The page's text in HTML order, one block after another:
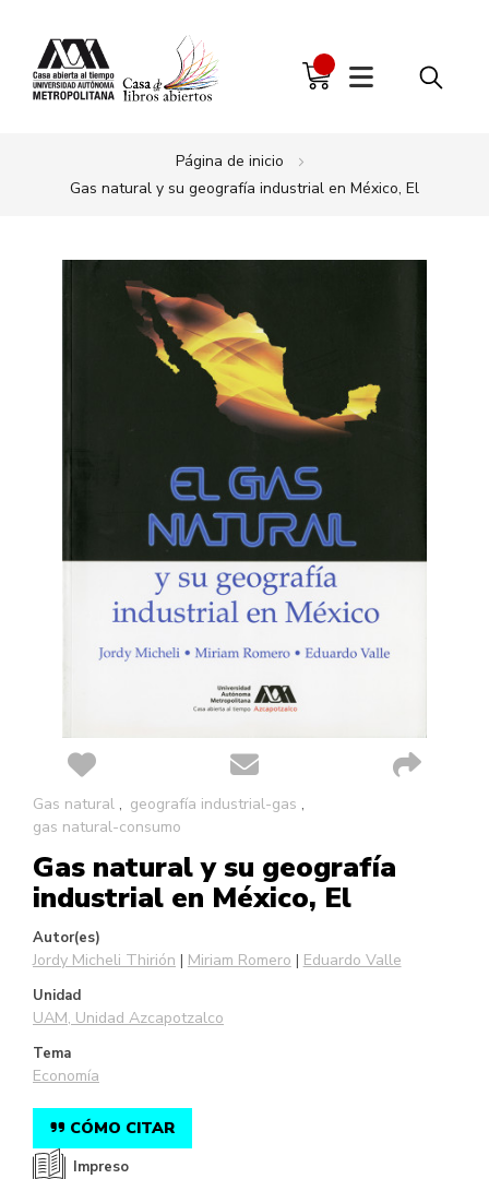
Página de inicio
Gas natural y su geografía industrial en México, El
Saltar
galería
imágenes
Gas natural
geografía industrial-gas
gas natural-consumo
Gas natural y su geografía
industrial en México, El
Autor(es)
Jordy Micheli Thirión Miriam Romero Eduardo Valle
Unidad
UAM, Unidad Azcapotzalco
Tema
Economía
CÓMO CITAR
Impreso